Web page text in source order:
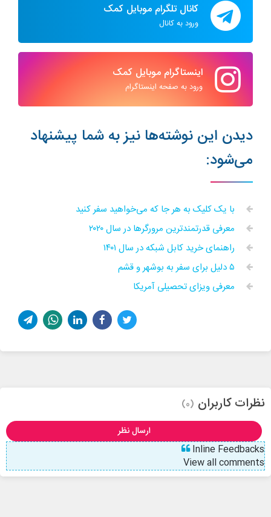
کانال تلگرام موبایل کمک
ورود به کانال
اینستاگرام موبایل کمک
ورود به صفحه اینستاگرام
دیدن این نوشته‌ها نیز به شما پیشنهاد
می‌شود:
با یک کلیک به هر جا که می‌خواهید سفر کنید
معرفی قدرتمندترین مرور‌گر‌ها در سال ۲۰۲۰
راهنمای خرید کابل شبکه در سال ۱۴۰۱
معرفی ویزای تحصیلی آمریکا
نظرات کاربران (0)
ارسال نظر
Inline Feedbacks
View all comments